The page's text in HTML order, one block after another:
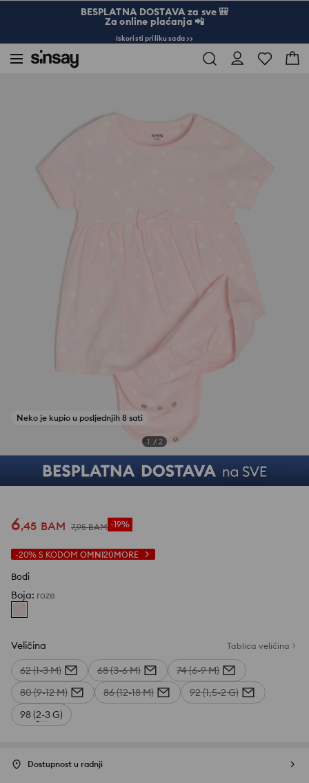
BESPLATNA DOSTAVA za sve 🎒
Za online plaćanja 📲
Iskoristi priliku sada >>
1 / 2
6,45 BAM 7,95 BAM -19%
-20% S KODOM OMNI20MORE
Bodi
Boja: roze
Veličina Tablica veličina
62 (1-3 M) 68 (3-6 M)
74 (6-9 M)
80 (9-12 M)
86 (12-18 M)
92 (1,5-2 G)
98 (2-3 G)
Dostupnost u radnji